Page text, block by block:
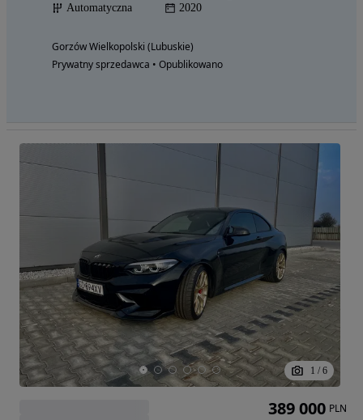
Automatyczna
2020
Gorzów Wielkopolski (Lubuskie)
Prywatny sprzedawca • Opublikowano
1 / 6
389 000 PLN